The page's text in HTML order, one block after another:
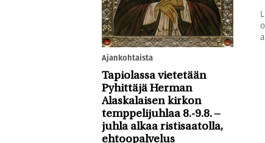
Ajankohtaista
Tapiolassa vietetään
Pyhittäjä Herman
Alaskalaisen kirkon
temppelijuhlaa 8.-9.8. –
juhla alkaa ristisaatolla,
ehtoopalvelus